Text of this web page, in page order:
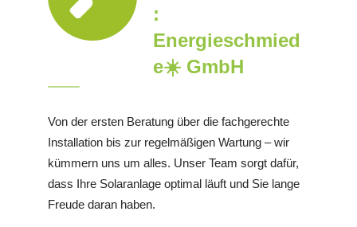
:
Energieschmied
e☀️ GmbH
Von der ersten Beratung über die fachgerechte
Installation bis zur regelmäßigen Wartung – wir
kümmern uns um alles. Unser Team sorgt dafür,
dass Ihre Solaranlage optimal läuft und Sie lange
Freude daran haben.